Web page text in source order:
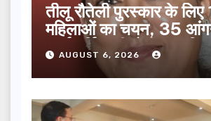
तीलू रौतेली पुरस्कार के लिए
महिलाओं का चयन, 35
कार्यकर्तियां भी होंगी
AUGUST 6, 2026